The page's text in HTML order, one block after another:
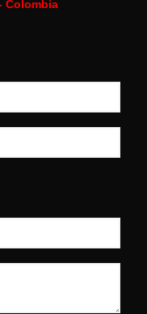
Colombia